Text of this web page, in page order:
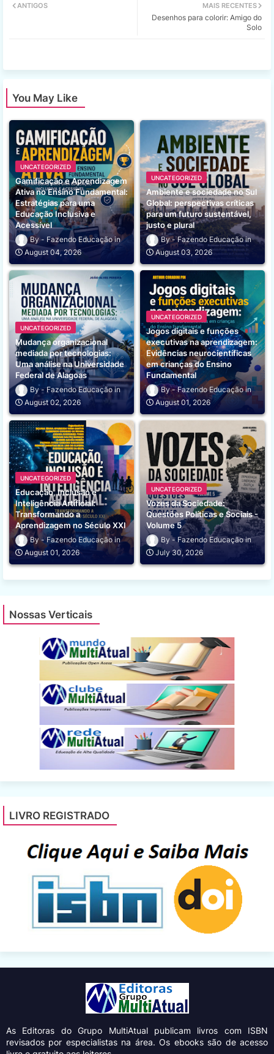
ats
MAIS RECENTES
Desenhos para colorir: Amigo do
Solo
ANTIGOS
You May Like
UNCATEGORIZED
Gamificação e Aprendizagem
Ativa no Ensino Fundamental:
Estratégias para uma
Educação Inclusiva e
Acessível
Fazendo Educação
August 04, 2026
UNCATEGORIZED
Ambiente e sociedade no Sul
Global: perspectivas críticas
para um futuro sustentável,
justo e plural
Fazendo Educação
August 03, 2026
UNCATEGORIZED
Mudança organizacional
mediada por tecnologias:
Uma análise na Universidade
Federal de Alagoas
Fazendo Educação
August 02, 2026
UNCATEGORIZED
Jogos digitais e funções
executivas na aprendizagem:
Evidências neurocientíficas
em crianças do Ensino
Fundamental
Fazendo Educação
August 01, 2026
UNCATEGORIZED
Educação, Inclusão e
Inteligência Artificial:
Transformando a
Aprendizagem no Século XXI
Fazendo Educação
August 01, 2026
UNCATEGORIZED
Vozes da Sociedade:
Questões Políticas e Sociais -
Volume 5
Fazendo Educação
July 30, 2026
Nossas Verticais
LIVRO REGISTRADO
As Editoras do Grupo MultiAtual publicam livros com ISBN
revisados por especialistas na área. Os ebooks são de acesso